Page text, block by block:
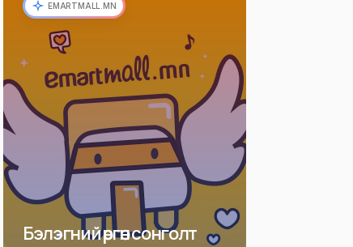
EMARTMALL.MN
Бэлэгний өргөн сонголт